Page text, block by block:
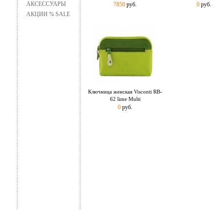
АКСЕССУАРЫ
АКЦИИ % SALE
7850 руб. 0 руб.
Ключница женская Visconti RB-
62 lime Multi
0 руб.